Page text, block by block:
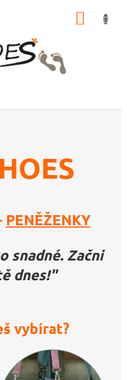
PENĚŽENKY
snadné. Začni
dnes!"
vybírat?